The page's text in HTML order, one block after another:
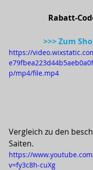
Rabatt-
>>> Zum
https://
p/mp4/file.mp4
Vergleich zu den
Saiten.
https://
v=fy3c8h-cuXg